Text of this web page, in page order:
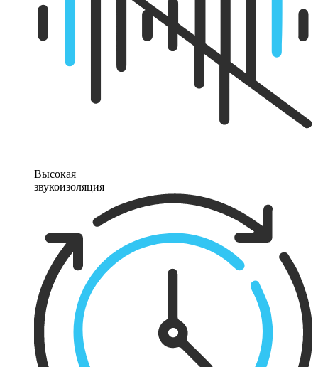
Высокая
звукоизоляция